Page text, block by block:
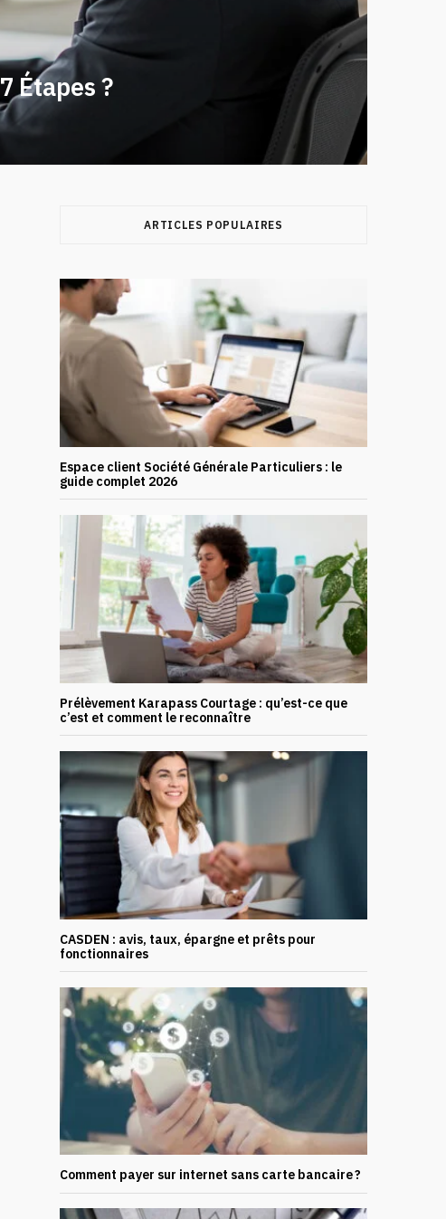
Étapes ?
ARTICLES POPULAIRES
Espace client Société Générale Particuliers : le
guide complet 2026
Prélèvement Karapass Courtage : qu’est-ce que
c’est et comment le reconnaître
CASDEN : avis, taux, épargne et prêts pour
fonctionnaires
Comment payer sur internet sans carte bancaire ?